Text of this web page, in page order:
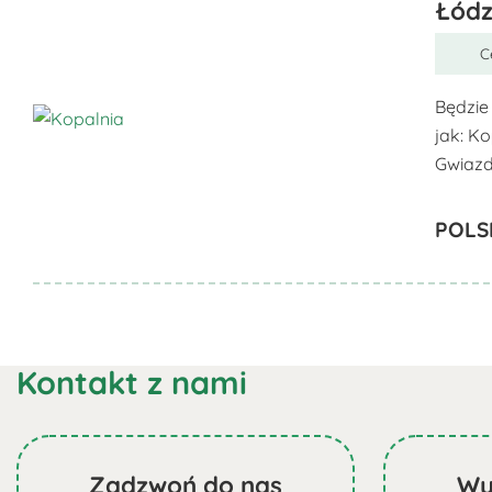
produktu
Opcje
na
stronie
produktu
jak:
Kontakt z nami
Zadzwoń do nas